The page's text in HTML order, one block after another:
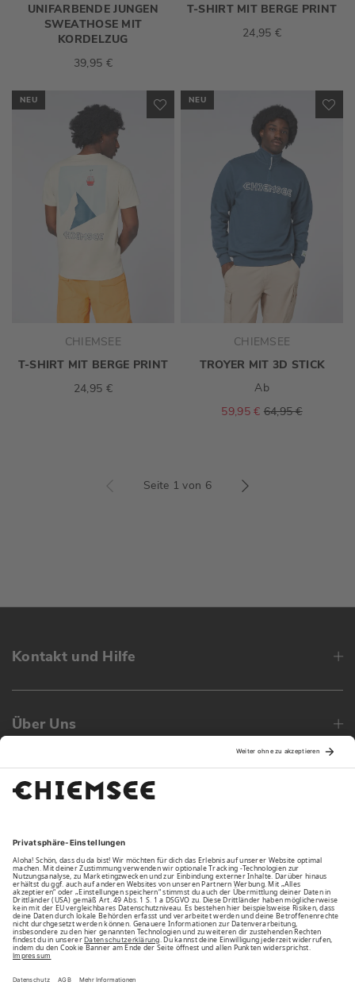
UNIFARBENDE JUNGEN
SWEATHOSE MIT
KORDELZUG
39,95 €
T-SHIRT MIT BERGE PRINT
24,95 €
NEU
ZUR
WUNSCHLISTE
HINZUFÜGEN
CHIEMSEE
T-SHIRT MIT BERGE PRINT
24,95 €
NEU
CHIEMSEE
TROYER MIT 3D STICK
Ab
59,95 € 64,95 €
Seite 1 von 6
Kontakt und Hilfe
Über Uns
Family
Unsere Vorteile
Unsere Partner